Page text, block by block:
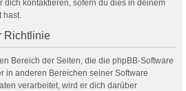
dich kontaktieren, sofern du dies in deinem
Richtlinie
Bereich der Seiten, die die phpBB-Software
in anderen Bereichen seiner Software
verarbeitet, wird er dich darüber